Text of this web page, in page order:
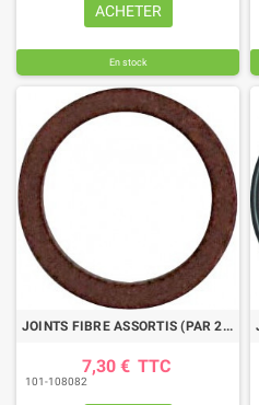
ACHETER
En stock
JOINTS FIBRE ASSORTIS (PAR 20)
7,30 € TTC
101-108082